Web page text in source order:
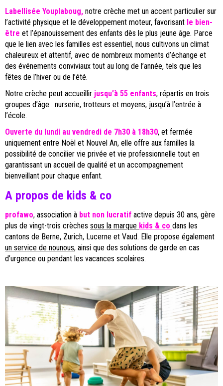
Labellisée Youplaboug, notre crèche met un accent particulier sur
l’activité physique et le développement moteur, favorisant le bien-
être et l’épanouissement des enfants dès le plus jeune âge. Parce
que le lien avec les familles est essentiel, nous cultivons un climat
chaleureux et attentif, avec de nombreux moments d’échange et
des événements conviviaux tout au long de l’année, tels que les
fêtes de l’hiver ou de l’été.
Notre crèche peut accueillir jusqu’à 55 enfants, répartis en trois
groupes d’âge : nurserie, trotteurs et moyens, jusqu’à l’entrée à
l’école.
Ouverte du lundi au vendredi de 7h30 à 18h30, et fermée
uniquement entre Noël et Nouvel An, elle offre aux familles la
possibilité de concilier vie privée et vie professionnelle tout en
garantissant un accueil de qualité et un accompagnement
bienveillant pour chaque enfant.
A propos de kids & co
profawo, association à but non lucratif active depuis 30 ans, gère
plus de vingt-trois crèches sous la marque kids & co dans les
cantons de Berne, Zurich, Lucerne et Vaud. Elle propose également
un service de nounous, ainsi que des solutions de garde en cas
d’urgence ou pendant les vacances scolaires.